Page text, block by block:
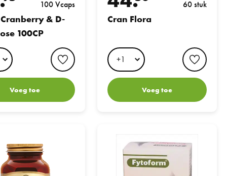
100 Vcaps
& D-
100CP
favorite button
Voeg toe
60 stuk
Cran Flora
Voeg toe